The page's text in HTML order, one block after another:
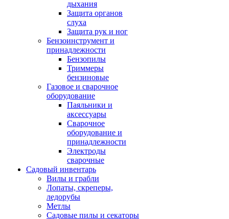
дыхания
Защита органов
слуха
Защита рук и ног
Бензоинструмент и
принадлежности
Бензопилы
Триммеры
бензиновые
Газовое и сварочное
оборудование
Паяльники и
аксессуары
Сварочное
оборудование и
принадлежности
Электроды
сварочные
Садовый инвентарь
Вилы и грабли
Лопаты, скреперы,
ледорубы
Метлы
Садовые пилы и секаторы